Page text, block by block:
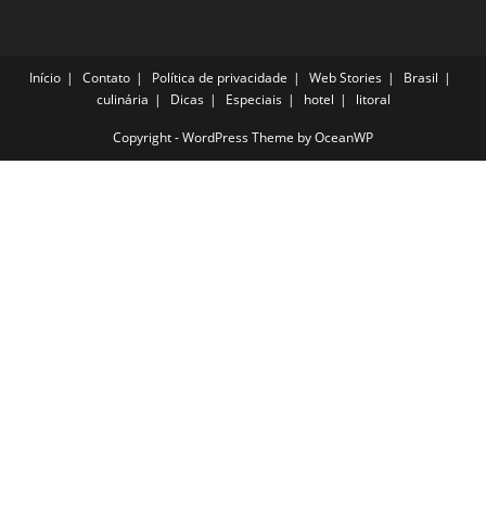
Início Contato Política de privacidade Web Stories
Brasil
culinária
Dicas Especiais hotel litoral
Copyright - WordPress Theme by OceanWP